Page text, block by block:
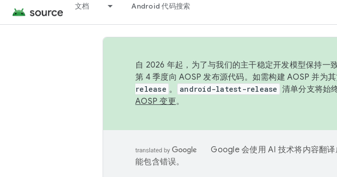
文档 Android 代码搜索
自 2026 年起，为了与我们的主干稳定开发模型保持一
第 4 季度向 AOSP 发布源代码。如需构建 AOSP 并为
release 。 android-latest-release 清单分支将始
AOSP 变更。
Google 会使用 AI 技术将内容翻
能包含错误。